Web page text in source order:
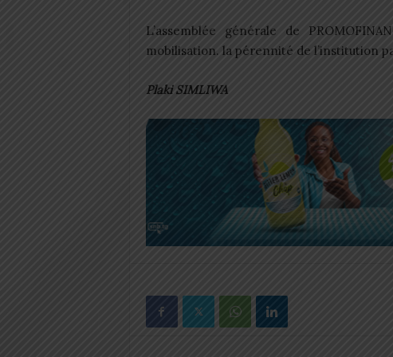
L’assemblée générale de
mobilisation. la pérennité de l’institution
Plaki SIMLIWA